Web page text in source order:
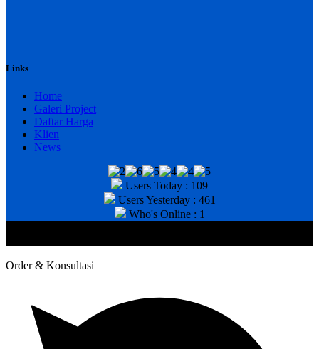
Links
Home
Galeri Project
Daftar Harga
Klien
News
Users Today : 109
Users Yesterday : 461
Who's Online : 1
Order & Konsultasi